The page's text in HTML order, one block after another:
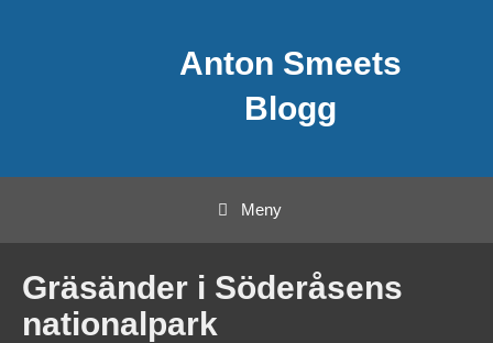
Anton Smeets
Blogg
Meny
Gräsänder i Söderåsens
nationalpark